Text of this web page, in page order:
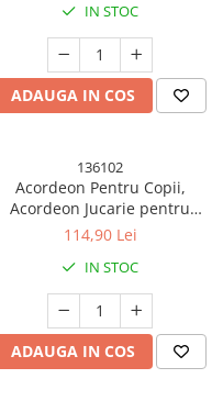
Muzical pentru Copii, 18 x 17
x 10 cm, Albastru
IN STOC
ADAUGA IN COS
136102
Acordeon Pentru Copii,
Acordeon Jucarie pentru
Educatie Timpurie, 7 butoane
Muzical pentru Copii, 18 x 17
x 10 cm, Mov
114,90 Lei
IN STOC
ADAUGA IN COS